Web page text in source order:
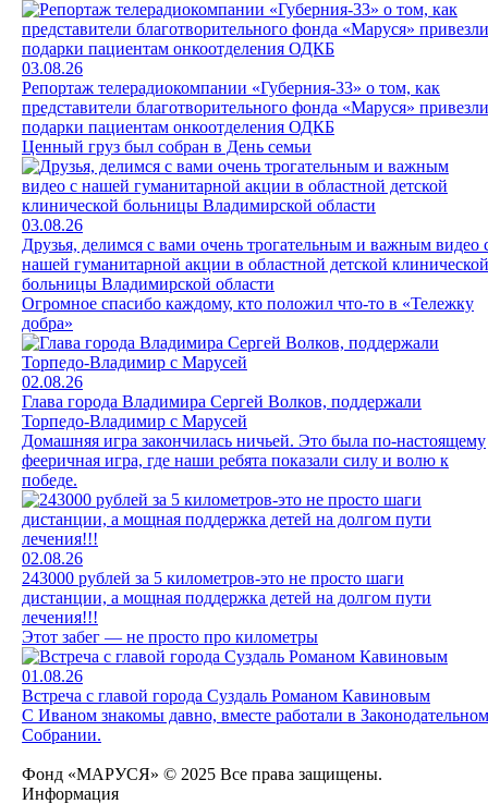
03.08.26
Репортаж телерадиокомпании «Губерния-33» о том, как
представители благотворительного фонда «Маруся» привезли
подарки пациентам онкоотделения ОДКБ
Ценный груз был собран в День семьи
03.08.26
Друзья, делимся с вами очень трогательным и важным видео
нашей гуманитарной акции в областной детской клинической
больницы Владимирской области
Огромное спасибо каждому, кто положил что-то в «Тележку
добра»
02.08.26
Глава города Владимира Сергей Волков, поддержали
Торпедо-Владимир с Марусей
Домашняя игра закончилась ничьей. Это была по-настоящему
фееричная игра, где наши ребята показали силу и волю к
победе.
02.08.26
243000 рублей за 5 километров-это не просто шаги
дистанции, а мощная поддержка детей на долгом пути
лечения!!!
Этот забег — не просто про километры
01.08.26
Встреча с главой города Суздаль Романом Кавиновым
С Иваном знакомы давно, вместе работали в Законодательном
Собрании.
Фонд «МАРУСЯ» © 2025 Все права защищены.
Информация